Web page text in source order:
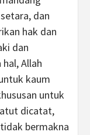
dan
hak dan
dan
Allah
kaum
untuk
dicatat,
bermakna